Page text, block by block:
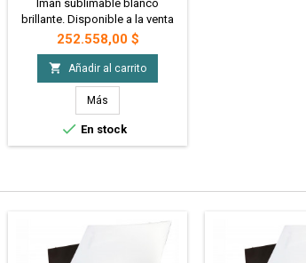
Iman sublimable blanco
brillante. Disponible a la venta
en planchas A3. Ideales para
personalizar, regaleria y mas! -
50 Planchas A3 de Iman
Sublimable - Precio Mayorista
Precio
252.558,00 $
 Añadir al carrito
Más
 En stock